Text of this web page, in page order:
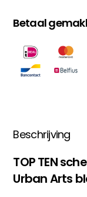
Betaal
Beschrijving
TOP TEN
Urban Arts